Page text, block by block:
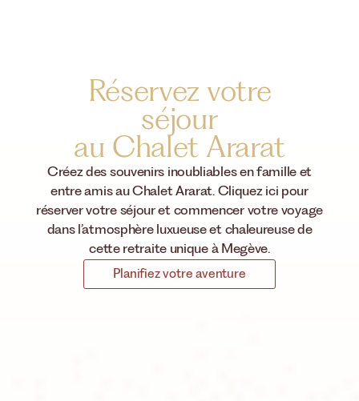
Réservez votre
séjour
au Chalet Ararat
Créez des souvenirs inoubliables en famille et
entre amis au Chalet Ararat. Cliquez ici pour
réserver votre séjour et commencer votre voyage
dans l’atmosphère luxueuse et chaleureuse de
cette retraite unique à Megève.
Planifiez votre aventure